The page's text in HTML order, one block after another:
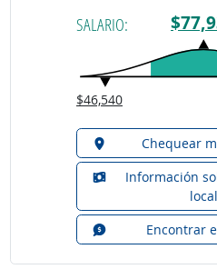
SALARIO:
$46,540
Chequear
Información
local
Encontrar